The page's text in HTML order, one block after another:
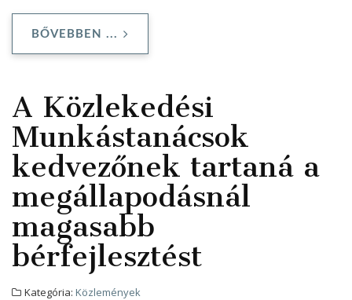
BŐVEBBEN ...
A Közlekedési
Munkástanácsok
kedvezőnek tartaná a
megállapodásnál
magasabb
bérfejlesztést
Kategória: Közlemények